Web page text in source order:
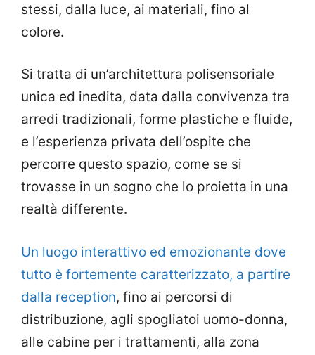
stessi, dalla luce, ai materiali, fino al
colore.
Si tratta di un’architettura polisensoriale
unica ed inedita, data dalla convivenza tra
arredi tradizionali, forme plastiche e fluide,
e l’esperienza privata dell’ospite che
percorre questo spazio, come se si
trovasse in un sogno che lo proietta in una
realtà differente.
Un luogo interattivo ed emozionante dove
tutto è fortemente caratterizzato, a partire
dalla reception, fino ai percorsi di
distribuzione, agli spogliatoi uomo-donna,
alle cabine per i trattamenti, alla zona